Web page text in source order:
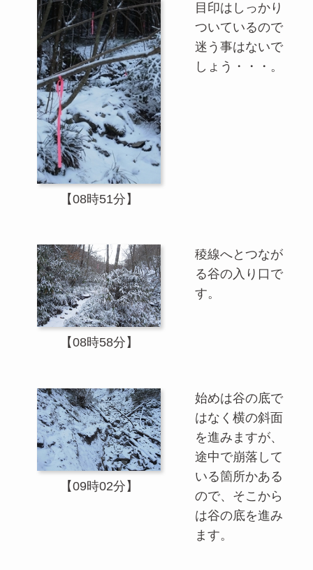
【08時51分】
目印はしっかり
ついているので
迷う事はないで
しょう・・・。
【08時58分】
稜線へとつなが
る谷の入り口で
す。
【09時02分】
始めは谷の底で
はなく横の斜面
を進みますが、
途中で崩落して
いる箇所かある
ので、そこから
は谷の底を進み
ます。